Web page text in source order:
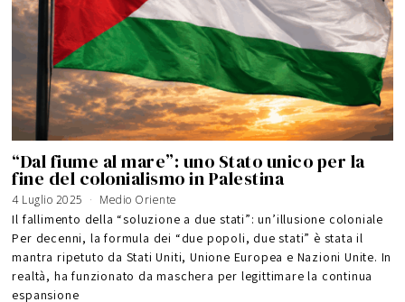
“Dal fiume al mare”: uno Stato unico per la
fine del colonialismo in Palestina
4 Luglio 2025
M
a
g
i
o
2
0
2
Medio Oriente
Il fallimento della “soluzione a due stati”: un’illusione coloniale
Per decenni, la formula dei “due popoli, due stati” è stata il
mantra ripetuto da Stati Uniti, Unione Europea e Nazioni Unite. In
realtà, ha funzionato da maschera per legittimare la continua
espansione